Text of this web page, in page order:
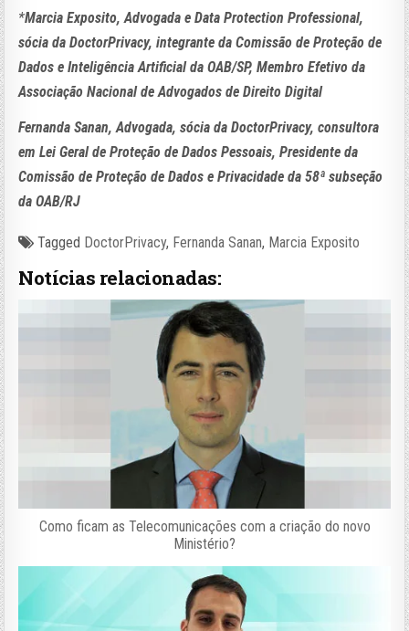
*Marcia Exposito, Advogada e Data Protection Professional,
sócia da DoctorPrivacy, integrante da Comissão de Proteção de
Dados e Inteligência Artificial da OAB/SP, Membro Efetivo da
Associação Nacional de Advogados de Direito Digital
Fernanda Sanan, Advogada, sócia da DoctorPrivacy, consultora
em Lei Geral de Proteção de Dados Pessoais, Presidente da
Comissão de Proteção de Dados e Privacidade da 58ª subseção
da OAB/RJ
Tagged DoctorPrivacy, Fernanda Sanan, Marcia Exposito
Notícias relacionadas:
Como ficam as Telecomunicações com a criação do novo
Ministério?